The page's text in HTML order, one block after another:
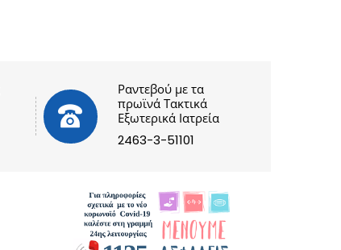
Ραντεβού με τα
πρωϊνά Τακτικά
Εξωτερικά Ιατρεία
2463-3-51101